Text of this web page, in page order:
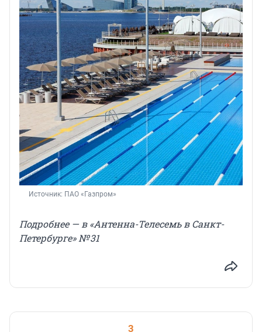
Источник: ПАО «Газпром»
Подробнее — в «Антенна-Телесемь в Санкт-
Петербурге» № 31
3